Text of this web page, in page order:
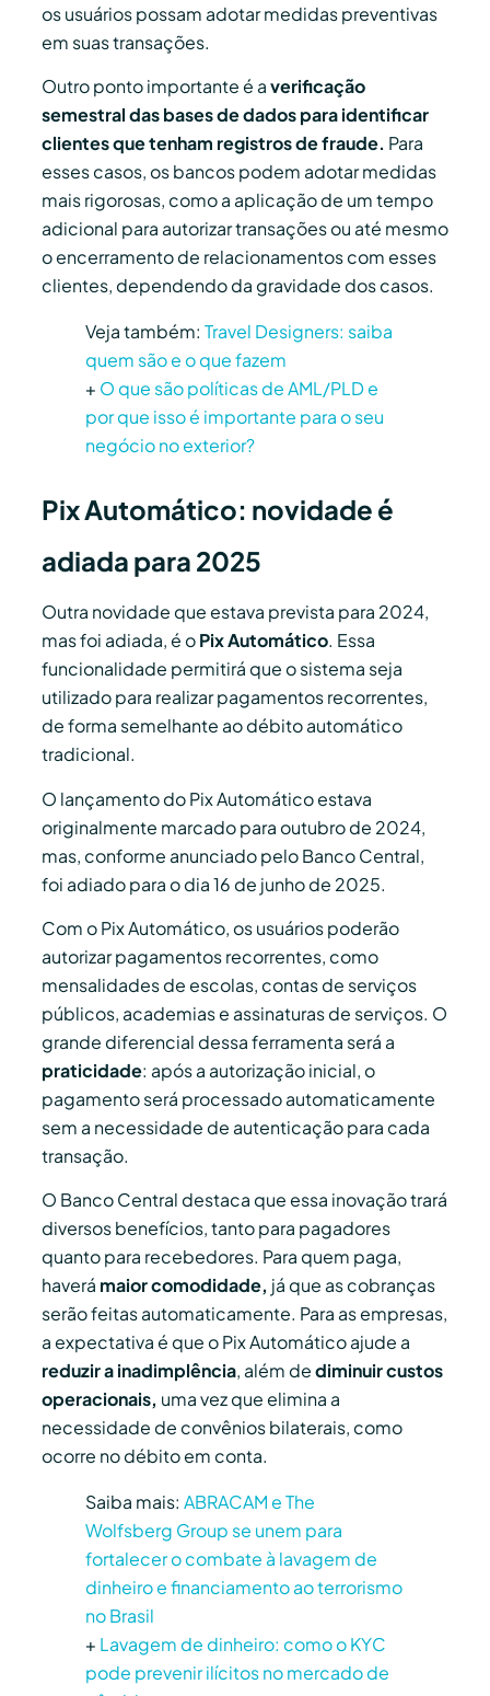
os usuários possam adotar medidas preventivas
em suas transações.
Outro ponto importante é averificação
semestral das bases de dados para identificar
clientes que tenham registros de fraude. Para
esses casos, os bancos podem adotar medidas
mais rigorosas, como a aplicação de um tempo
adicional para autorizar transações ou até mesmo
o encerramento de relacionamentos com esses
clientes, dependendo da gravidade dos casos.
Veja também: Travel Designers: saiba
quem são e o que fazem
+ O que são políticas de AML/PLD e
por que isso é importante para o seu
negócio no exterior?
Pix Automático: novidade é
adiada para 2025
Outra novidade que estava prevista para 2024,
mas foi adiada, é oPix Automático. Essa
funcionalidade permitirá que o sistema seja
utilizado para realizar pagamentos recorrentes,
de forma semelhante ao débito automático
tradicional.
O lançamento do Pix Automático estava
originalmente marcado para outubro de 2024,
mas, conforme anunciado pelo Banco Central,
foi adiado para o dia 16 de junho de 2025.
Com o Pix Automático, os usuários poderão
autorizar pagamentos recorrentes, como
mensalidades de escolas, contas de serviços
públicos, academias e assinaturas de serviços. O
grande diferencial dessa ferramenta será a
praticidade: após a autorização inicial, o
pagamento será processado automaticamente
sem a necessidade de autenticação para cada
transação.
O Banco Central destaca que essa inovação trará
diversos benefícios, tanto para pagadores
quanto para recebedores. Para quem paga,
haverá maior comodidade, já que as cobranças
serão feitas automaticamente. Para as empresas,
a expectativa é que o Pix Automático ajude a
reduzir a inadimplência, além dediminuir custos
operacionais, uma vez que elimina a
necessidade de convênios bilaterais, como
ocorre no débito em conta.
Saiba mais: ABRACAM e The
Wolfsberg Group se unem para
fortalecer o combate à lavagem de
dinheiro e financiamento ao terrorismo
no Brasil
+ Lavagem de dinheiro: como o KYC
pode prevenir ilícitos no mercado de